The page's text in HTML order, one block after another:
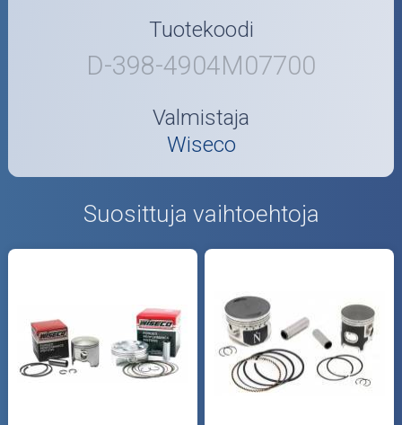
Tuotekoodi
D-398-4904M07700
Valmistaja
Wiseco
Suosittuja vaihtoehtoja